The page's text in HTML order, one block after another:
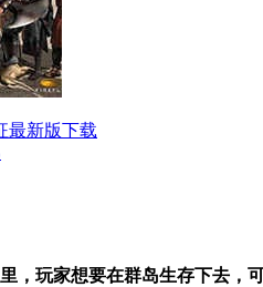
最新版下载
，玩家想要在群岛生存下去，